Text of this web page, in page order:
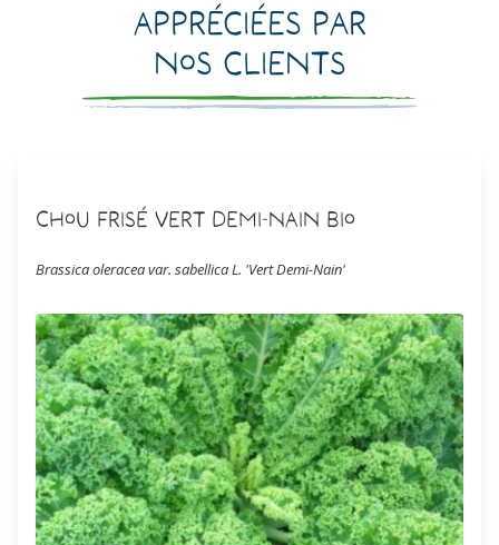
Appréciées par
nos clients
Chou Frisé Vert Demi-Nain Bio
Brassica oleracea var. sabellica L. 'Vert Demi-Nain'